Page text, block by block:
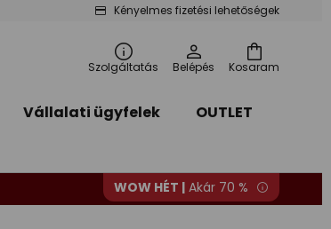
Kényelmes fizetési lehetőségek
Kosaram
Szolgáltatás Belépés
Vállalati ügyfelek
OUTLET
WOW HÉT | Akár 70 %